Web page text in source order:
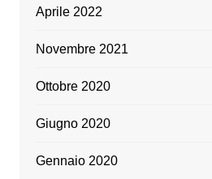
Aprile 2022
Novembre 2021
Ottobre 2020
Giugno 2020
Gennaio 2020